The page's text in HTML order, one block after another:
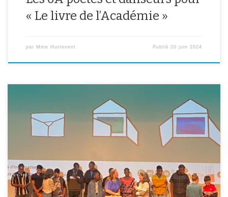
« Le livre de l’Académie »
par Mme Hurtevent Publié 20 juin 2024
Jeudi 13 juin, les élèves de la classe Molière-NSA ont reçu un prix
pour leur kamishibaï « En quoi est faite la lune ? » Retour sur
l’histoire de cette victoire… Les élèves de la classe Molière-NSA
ont participé cette année au concours de kamishibaï plurilingue
organisé par l’association DULALA. Un kamishibaï […]